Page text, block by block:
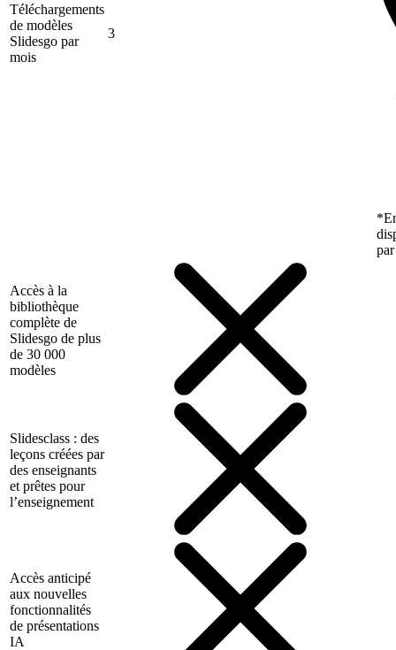
Téléchargements
de modèles
Slidesgo par
mois
3
Accès à la
bibliothèque
complète de
Slidesgo de plus
de 30 000
modèles
Slidesclass : des
leçons créées par
des enseignants
et prêtes pour
l’enseignement
Accès anticipé
aux nouvelles
fonctionnalités
de présentations
IA